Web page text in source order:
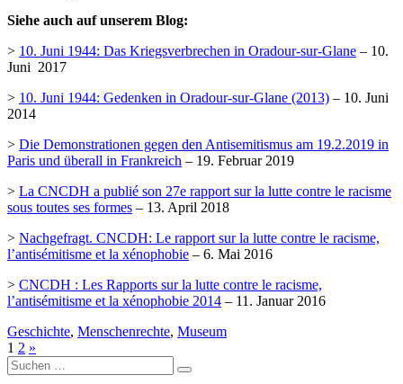
Siehe auch auf unserem Blog:
> 10. Juni 1944: Das Kriegsverbrechen in Oradour-sur-Glane – 10.
Juni 2017
> 10. Juni 1944: Gedenken in Oradour-sur-Glane (2013) – 10. Juni
2014
> Die Demonstrationen gegen den Antisemitismus am 19.2.2019 in
Paris und überall in Frankreich – 19. Februar 2019
> La CNCDH a publié son 27e rapport sur la lutte contre le racisme
sous toutes ses formes – 13. April 2018
> Nachgefragt. CNCDH: Le rapport sur la lutte contre le racisme,
l’antisémitisme et la xénophobie – 6. Mai 2016
> CNCDH : Les Rapports sur la lutte contre le racisme,
l’antisémitisme et la xénophobie 2014 – 11. Januar 2016
Geschichte, Menschenrechte, Museum
1 2 »
Suche
nach: